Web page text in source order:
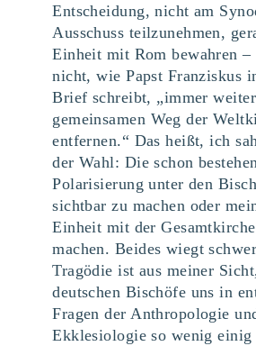
Entscheidung, nicht am
Ausschuss teilzunehmen,
Einheit mit Rom bewahren –
nicht, wie Papst Franziskus
Brief schreibt, „immer
gemeinsamen Weg der
entfernen.“ Das heißt, ich
der Wahl: Die schon
Polarisierung unter den
sichtbar zu machen oder
Einheit mit der
machen. Beides wiegt
Tragödie ist aus meiner
deutschen Bischöfe uns in
Fragen der Anthropologie
Ekklesiologie so wenig einig